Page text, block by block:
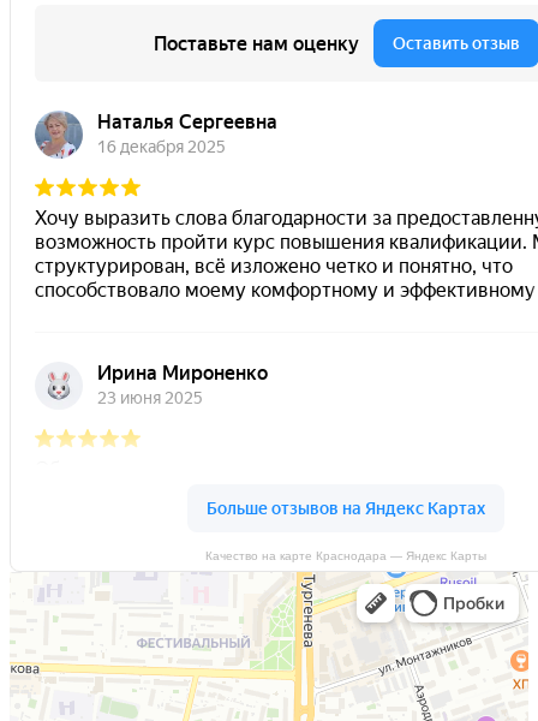
Качество на карте Краснодара — Яндекс Карты